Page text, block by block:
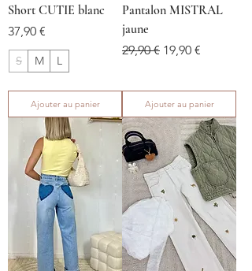
Short CUTIE blanc
Prix
37,90 €
S M L
Ajouter au panier
Pantalon MISTRAL
jaune
Prix original
29,90 € Prix
19,90 €
Ajouter au panier